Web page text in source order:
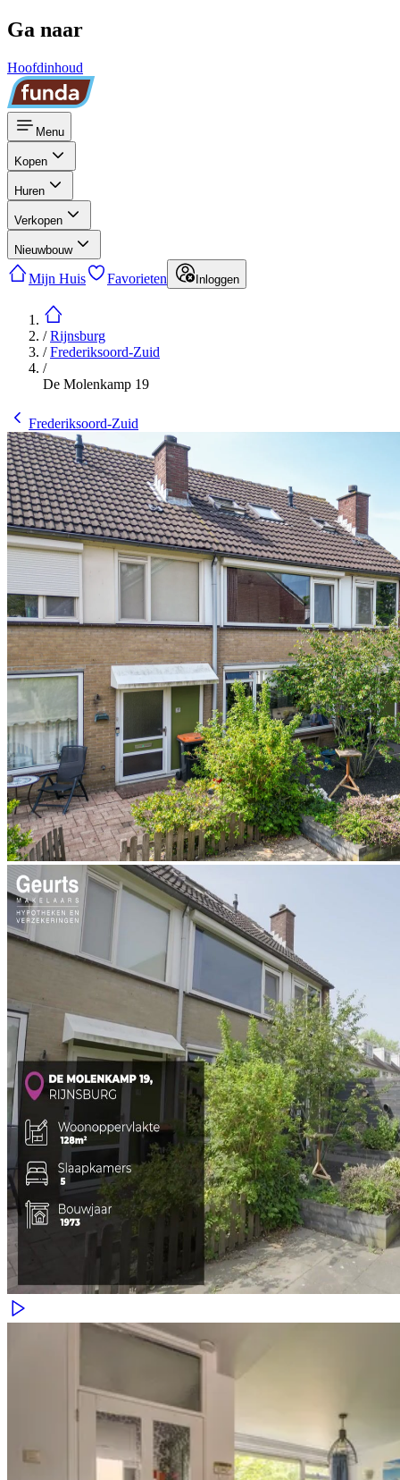
Ga naar
Hoofdinhoud
Menu
Kopen
Huren
Verkopen
Nieuwbouw
Mijn Huis Favorieten Inloggen
/Rijnsburg
/Frederiksoord-Zuid
/
De Molenkamp 19
Frederiksoord-Zuid